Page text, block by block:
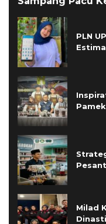
PLN
Milad